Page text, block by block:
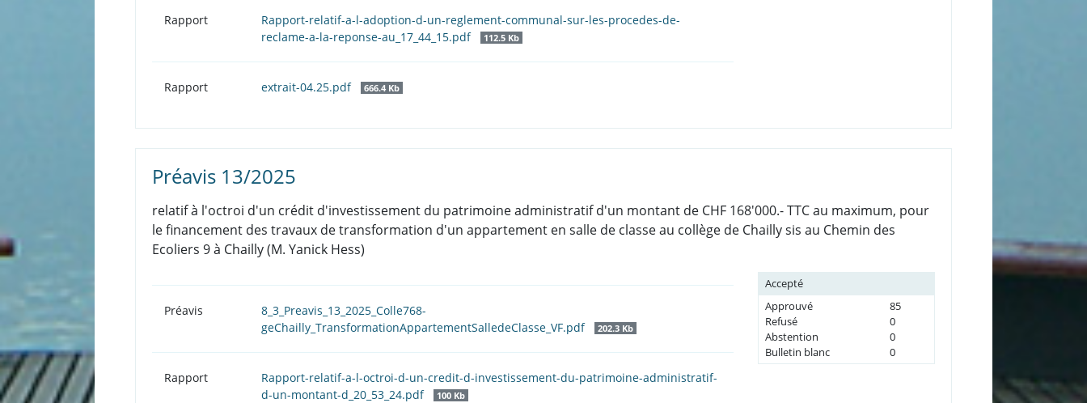
Rapport
Rapport-relatif-a-l-adoption-d-un-reglement-communal-sur-les-procedes-de-
reclame-a-la-reponse-au_17_44_15.pdf
112.5 Kb
Rapport extrait-04.25.pdf 666.4 Kb
Préavis 13/2025
relatif à l'octroi d'un crédit d'investissement du patrimoine administratif d'un montant de CHF 168'000.- TTC au maximum, pour
le financement des travaux de transformation d'un appartement en salle de classe au collège de Chailly sis au Chemin des
Ecoliers 9 à Chailly (M. Yanick Hess)
Préavis
8_3_Preavis_13_2025_Colle768-
geChailly_TransformationAppartementSalledeClasse_VF.pdf
202.3 Kb
Rapport
Rapport-relatif-a-l-octroi-d-un-credit-d-investissement-du-patrimoine-administratif-
d-un-montant-d_20_53_24.pdf
100 Kb
Accepté
Approuvé
85
Refusé
0
Abstention
0
Bulletin blanc
0